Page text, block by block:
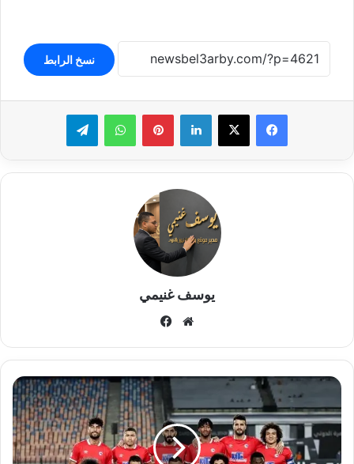
نسخ الرابط
لينكدإن بينتيريستواتساب تيلقرام
يوسف غنيمي
موقع
سموحة
ضيفًا
ثقيلاً
على